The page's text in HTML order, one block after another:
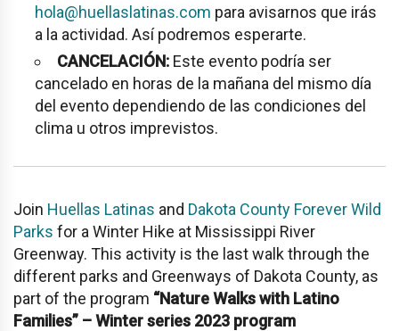
hola@huellaslatinas.com para avisarnos que irás
a la actividad. Así podremos esperarte.
CANCELACIÓN: Este evento podría ser
cancelado en horas de la mañana del mismo día
del evento dependiendo de las condiciones del
clima u otros imprevistos.
Join Huellas Latinas and Dakota County Forever Wild
Parks for a Winter Hike at Mississippi River
Greenway. This activity is the last walk through the
different parks and Greenways of Dakota County, as
part of the program “Nature Walks with Latino
Families” – Winter series 2023 program